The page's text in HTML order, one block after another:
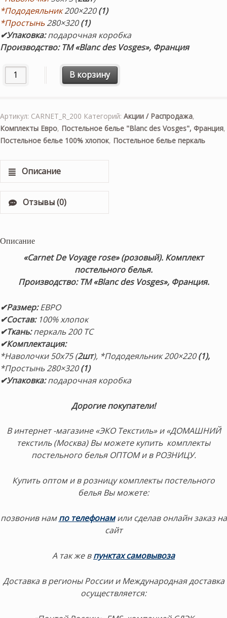
*Пододеяльник200×220(1)
*Простынь280×320(1)
✔Упаковка:подарочная коробка
Производство: ТМ «Blanc des Vosges», Франция
Количество товара «Carnet De Voyage Rose»
В корзину
Артикул: CARNET_R_200 Категорий: Акции / Распродажа,
Комплекты Евро, Постельное белье "Blanc des Vosges", Франция,
Постельное белье 100% хлопок, Постельное белье перкаль
Описание
Отзывы (0)
Описание
«Carnet De Voyage rose» (розовый). Комплект
постельного белья.
Производство: ТМ «Blanc des Vosges», Франция.
✔Размер:ЕВРО
✔Состав: 100% хлопок
✔Ткань:перкаль 200 TC
✔Комплектация:
*Наволочки 50х75 (2шт), *Пододеяльник 200×220(1),
*Простынь 280×320(1)
✔Упаковка:подарочная коробка
Дорогие покупатели!
В интернет -магазине «ЭКО Текстиль» и «ДОМАШНИЙ
текстиль (Москва) Вы можете купить комплекты
постельного белья ОПТОМ и в РОЗНИЦУ.
Купить оптом и в розницу комплекты постельного
белья Вы можете:
позвонив нампо телефонам или сделав онлайн заказ на
сайт
А так же в пунктах самовывоза
Доставка в регионы России и Международная доставка
осуществляется: